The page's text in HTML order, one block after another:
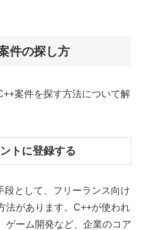
件の探し方
案件を探す方法について解
トに登録する
段として、フリーランス向け
法があります。C++が使われ
ゲーム開発など、企業のコア